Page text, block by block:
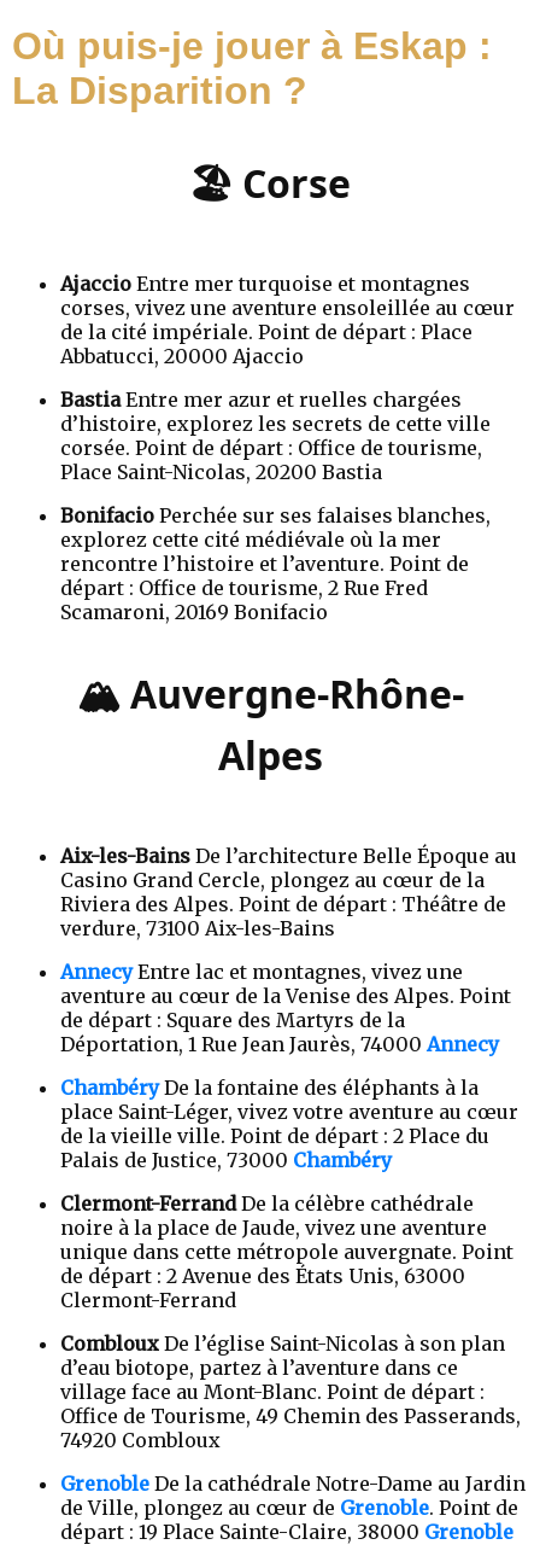
Où puis-je jouer à Eskap :
La Disparition ?
🏖️ Corse
Ajaccio Entre mer turquoise et montagnes
corses, vivez une aventure ensoleillée au cœur
de la cité impériale. Point de départ : Place
Abbatucci, 20000 Ajaccio
BastiaEntre mer azur et ruelles chargées
d’histoire, explorez les secrets de cette ville
corsée. Point de départ : Office de tourisme,
Place Saint-Nicolas, 20200 Bastia
Bonifacio Perchée sur ses falaises blanches,
explorez cette cité médiévale où la mer
rencontre l’histoire et l’aventure. Point de
départ : Office de tourisme, 2 Rue Fred
Scamaroni, 20169 Bonifacio
🏔️ Auvergne-Rhône-
Alpes
Aix-les-Bains De l’architecture Belle Époque au
Casino Grand Cercle, plongez au cœur de la
Riviera des Alpes. Point de départ : Théâtre de
verdure, 73100 Aix-les-Bains
AnnecyEntre lac et montagnes, vivez une
aventure au cœur de la Venise des Alpes. Point
de départ : Square des Martyrs de la
Déportation, 1 Rue Jean Jaurès, 74000Annecy
ChambéryDe la fontaine des éléphants à la
place Saint-Léger, vivez votre aventure au cœur
de la vieille ville. Point de départ : 2 Place du
Palais de Justice, 73000 Chambéry
Clermont-FerrandDe la célèbre cathédrale
noire à la place de Jaude, vivez une aventure
unique dans cette métropole auvergnate. Point
de départ : 2 Avenue des États Unis, 63000
Clermont-Ferrand
Combloux De l’église Saint-Nicolas à son plan
d’eau biotope, partez à l’aventure dans ce
village face au Mont-Blanc. Point de départ :
Office de Tourisme, 49 Chemin des Passerands,
74920 Combloux
Grenoble De la cathédrale Notre-Dame au Jardin
de Ville, plongez au cœur de Grenoble. Point de
départ : 19 Place Sainte-Claire, 38000 Grenoble